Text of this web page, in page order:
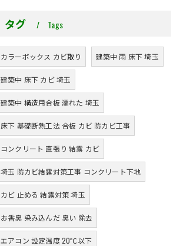
タグ Tags
カラーボックス カビ取り 建築中 雨 床下 埼玉
建築中 床下 カビ 埼玉
建築中 構造用合板 濡れた 埼玉
床下 基礎断熱工法 合板 カビ 防カビ工事
コンクリート 直張り 結露 カビ
埼玉 防カビ結露対策工事 コンクリート下地
カビ 止める 結露対策 埼玉
お香臭 染み込んだ 臭い 除去
エアコン 設定温度 20℃以下